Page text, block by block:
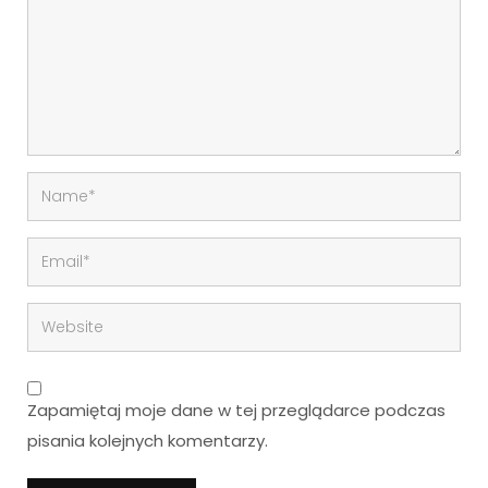
Zapamiętaj moje dane w tej przeglądarce podczas
pisania kolejnych komentarzy.